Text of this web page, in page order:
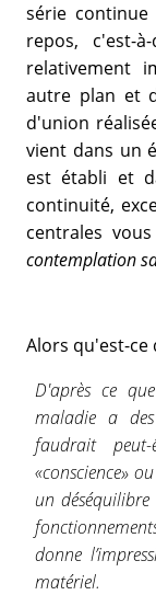
série continue
repos, c'est-
relativement
autre plan et
d'union
vient dans un
est établi et
continuité,
centrales
contemplation
Alors qu'est-ce
D'après ce
maladie a
faudrait
«conscience»
un déséquilibre
donne
matériel.